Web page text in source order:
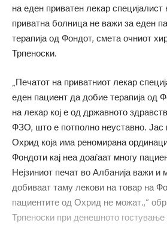
на еден приватен лекар специјалист
приватна болница не важи за еден
терапија од Фондот, смета очниот
Трпеноски.
„Печатот на приватниот лекар
еден пациент да добие терапија од
на лекар кој е од државното
ФЗО, што е потполно неуставно.
Охрид која има реномирана
Фондоти кај неа доаѓаат многу
Нејзиниот печат во Албанија важи и
добиваат таму лекови на товар на
пациентите од Охрид не можат.,“
Трпеноски при денешното гостување